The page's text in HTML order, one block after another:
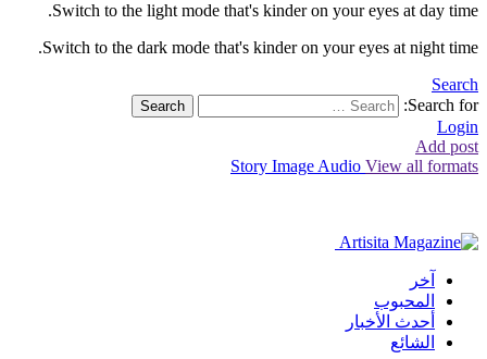
Switch to the light mode that's kinder on your eyes at day time.
Switch to the dark mode that's kinder on your eyes at night time.
Search
Search for:
Search
Login
Add post
Story Image Audio View all formats
آخر
المحبوب
أحدث الأخبار
الشائع